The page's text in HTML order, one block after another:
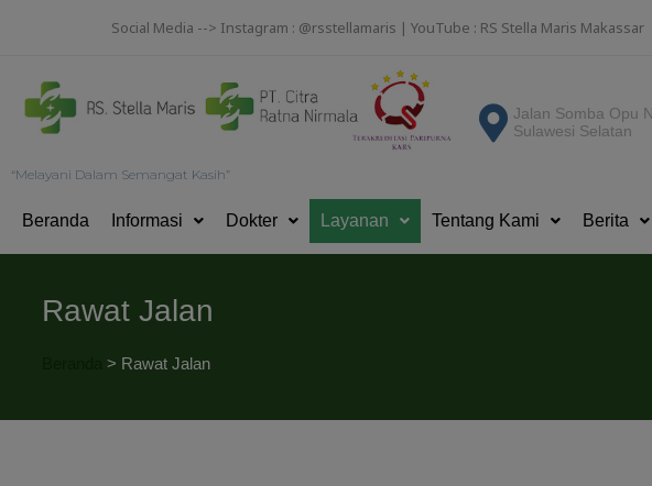
Social Media --> Instagram : @rsstellamaris | YouTube : RS Stella Maris Makassar
“Melayani Dalam Semangat Kasih”
Jalan Somba Opu
Sulawesi Selatan
Beranda Informasi Dokter Layanan Tentang Kami Berita
Rawat Jalan
> Rawat Jalan